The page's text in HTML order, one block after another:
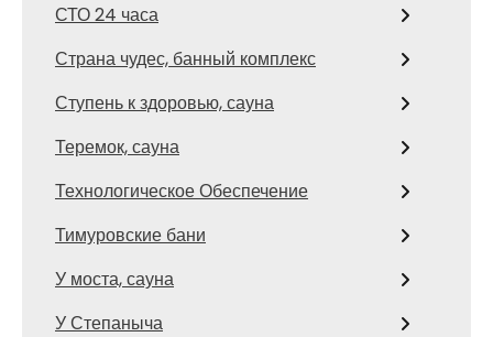
СТО 24 часа
Страна чудес, банный комплекс
Ступень к здоровью, сауна
Теремок, сауна
Технологическое Обеспечение
Тимуровские бани
У моста, сауна
У Степаныча